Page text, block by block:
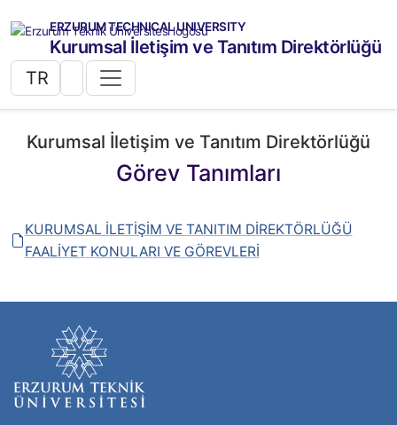
ERZURUM TECHNICAL UNIVERSITY
Kurumsal İletişim ve Tanıtım Direktörlüğü
TR
Kurumsal İletişim ve Tanıtım Direktörlüğü
Görev Tanımları
KURUMSAL İLETİŞİM VE TANITIM DİREKTÖRLÜĞÜ
FAALİYET KONULARI VE GÖREVLERİ